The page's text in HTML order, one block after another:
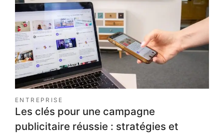
ENTREPRISE
Les clés pour une campagne
publicitaire réussie : stratégies et